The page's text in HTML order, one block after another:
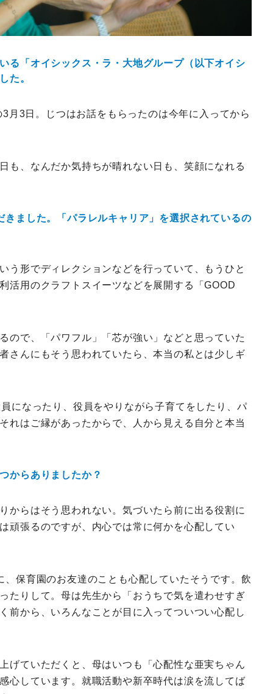
「オイシックス・ラ・大地グループ（以下オイシ
た。
月3日。じつはお話をもらったのは今年に入ってから
も、なんだか気持ちが晴れない日も、笑顔になれる
ました。「パラレルキャリア」を選択されているの
う形でディレクションなどを行っていて、もうひと
活用のクラフトスイーツなどを展開する「GOOD
で、「パワフル」「芯が強い」などと思っていた
さんにもそう思われていたら、本当の私とは少しギ
になったり、役員をやりながら子育てをしたり、パ
れはご縁があったからで、人から見える自分と本当
からありましたか？
からはそう思われない。気づいたら前に出る役割に
頑張るのですが、内心では常に何かを心配してい
保育園のお友達のことも心配していたそうです。飲
たりして。母は先生から「おうちで気を遣わせすぎ
前から、いろんなことが目に入ってついつい心配し
げていただくと、母はいつも「心配性な亜実ちゃん
心しています。就職活動や新卒時代は涙を流してば